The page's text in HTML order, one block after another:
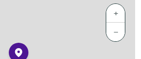
+
−